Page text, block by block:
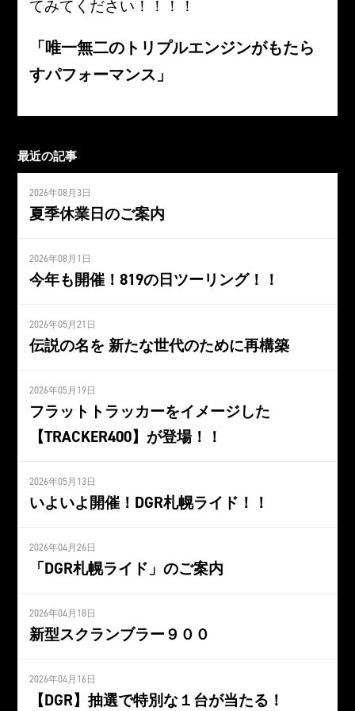
てみてください！！！！
「唯一無二のトリプルエンジンがもたら
すパフォーマンス」
最近の記事
2026年08月3日
夏季休業日のご案内
2026年08月1日
今年も開催！819の日ツーリング！！
2026年05月21日
伝説の名を 新たな世代のために再構築
2026年05月19日
フラットトラッカーをイメージした
【TRACKER400】が登場！！
2026年05月13日
いよいよ開催！DGR札幌ライド！！
2026年04月26日
「DGR札幌ライド」のご案内
2026年04月18日
新型スクランブラー９００
2026年04月16日
【DGR】抽選で特別な１台が当たる！